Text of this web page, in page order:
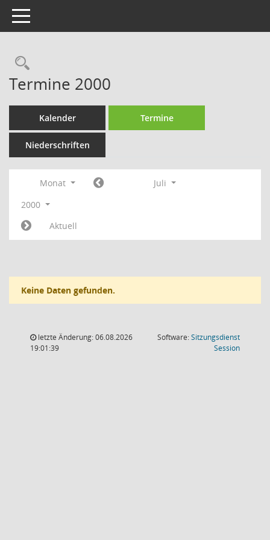
Toggle navigation
Rechercheauswahl
Termine 2000
Kalender Termine
Niederschriften
Monat
Juli
2000
Aktuell
Keine Daten gefunden.
letzte Änderung: 06.08.2026
19:01:39
Software:Sitzungsdienst
Session(Wird in